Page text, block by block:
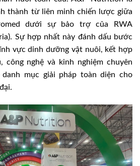
thành từ liên minh chiến lược giữa
dưới sự bảo trợ của RWA
Sự hợp nhất này đánh dấu bước
vực dinh dưỡng vật nuôi, kết hợp
công nghệ và kinh nghiệm chuyên
mục giải pháp toàn diện cho